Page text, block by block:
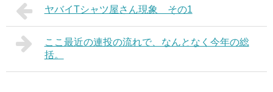
ヤバイTシャツ屋さん現象 その1
ここ最近の連投の流れで、なんとなく今年の総
括。